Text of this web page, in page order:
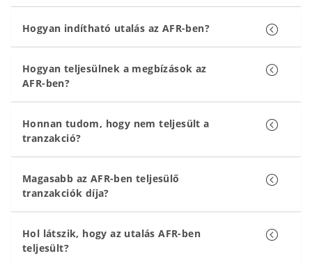
Hogyan indítható utalás az AFR-ben?
Hogyan teljesülnek a megbízások az
AFR-ben?
Honnan tudom, hogy nem teljesült a
tranzakció?
Magasabb az AFR-ben teljesülő
tranzakciók díja?
Hol látszik, hogy az utalás AFR-ben
teljesült?